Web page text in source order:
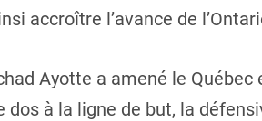
accroître l’avance de
Ayotte a amené le
dos à la ligne de but, la